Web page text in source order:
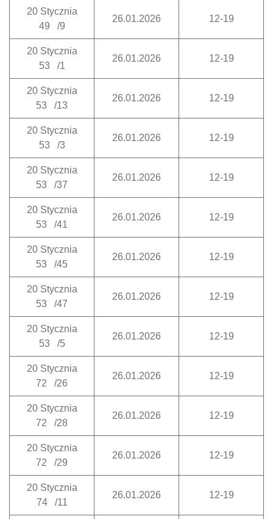
20 Stycznia
49 /9
26.01.2026 12-19
20 Stycznia
53 /1
26.01.2026 12-19
20 Stycznia
53 /13
26.01.2026 12-19
20 Stycznia
53 /3
26.01.2026 12-19
20 Stycznia
53 /37
26.01.2026 12-19
20 Stycznia
53 /41
26.01.2026 12-19
20 Stycznia
53 /45
26.01.2026 12-19
20 Stycznia
53 /47
26.01.2026 12-19
20 Stycznia
53 /5
26.01.2026 12-19
20 Stycznia
72 /26
26.01.2026 12-19
20 Stycznia
72 /28
26.01.2026 12-19
20 Stycznia
72 /29
26.01.2026 12-19
20 Stycznia
74 /11
26.01.2026 12-19